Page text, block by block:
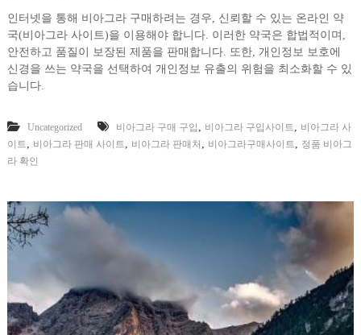
인터넷을 통해 비아그라 구매하려는 경우, 신뢰할 수 있는 온라인 약
국(비아그라 사이트)을 이용해야 합니다. 이러한 약국은 합법적이며,
안전하고 품질이 보장된 제품을 판매합니다. 또한, 개인정보 보호에
신경을 쓰는 약국을 선택하여 개인정보 유출의 위험을 최소화할 수 있
습니다.
Uncategorized 비아그라 구매 구입 , 비아그라 구입사이트, 비아그라 사
이트, 비아그라 판매 사이트, 비아그라 판매처 , 비아그라구매사이트, 정품 비아그
라 확인